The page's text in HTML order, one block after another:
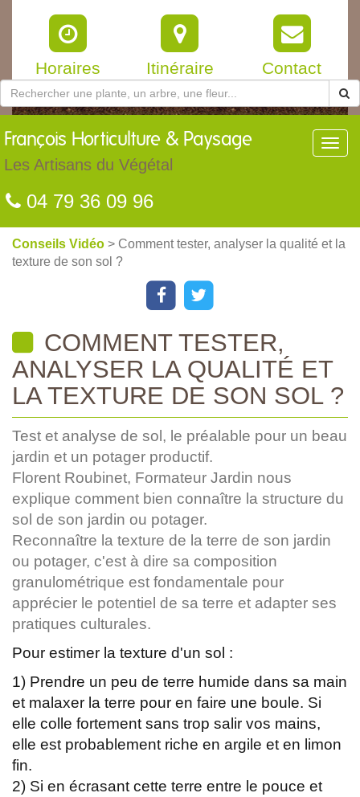
Horaires Itinéraire Contact
François Horticulture & Paysage
Les Artisans du Végétal
04 79 36 09 96
Conseils Vidéo > Comment tester, analyser la qualité et la
texture de son sol ?
COMMENT TESTER,
ANALYSER LA QUALITÉ ET
LA TEXTURE DE SON SOL ?
Test et analyse de sol, le préalable pour un beau
jardin et un potager productif.
Florent Roubinet, Formateur Jardin nous
explique comment bien connaître la structure du
sol de son jardin ou potager.
Reconnaître la texture de la terre de son jardin
ou potager, c'est à dire sa composition
granulométrique est fondamentale pour
apprécier le potentiel de sa terre et adapter ses
pratiques culturales.
Pour estimer la texture d'un sol :
1) Prendre un peu de terre humide dans sa main
et malaxer la terre pour en faire une boule. Si
elle colle fortement sans trop salir vos mains,
elle est probablement riche en argile et en limon
fin.
2) Si en écrasant cette terre entre le pouce et